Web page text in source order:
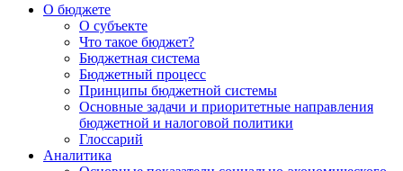
О бюджете
О субъекте
Что такое бюджет?
Бюджетная система
Бюджетный процесс
Принципы бюджетной системы
Основные задачи и приоритетные направления
бюджетной и налоговой политики
Глоссарий
Аналитика